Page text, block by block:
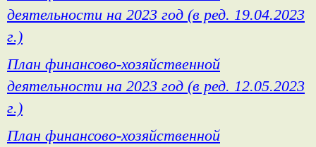
деятельности на 2023 год (в ред. 19.04.2023
г.)
План финансово-хозяйственной
деятельности на 2023 год (в ред. 12.05.2023
г.)
План финансово-хозяйственной